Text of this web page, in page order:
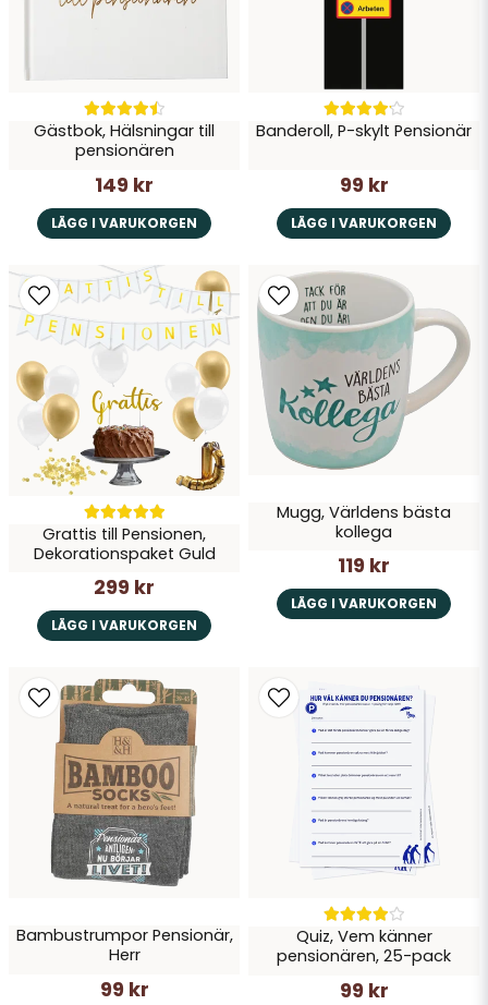
Gästbok, Hälsningar till
pensionären
149 kr
LÄGG I VARUKORGEN
Banderoll, P-skylt Pensionär
99 kr
LÄGG I VARUKORGEN
Grattis till Pensionen,
Dekorationspaket Guld
299 kr
LÄGG I VARUKORGEN
Mugg, Världens bästa
kollega
119 kr
LÄGG I VARUKORGEN
Bambustrumpor Pensionär,
Herr
99 kr
Quiz, Vem känner
pensionären, 25-pack
99 kr